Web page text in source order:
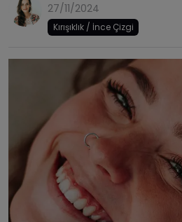
27/11/2024
Kırışıklık / İnce Çizgi